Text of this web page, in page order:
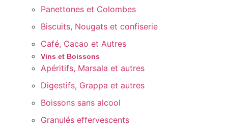
Panettones et Colombes
Biscuits, Nougats et confiserie
Café, Cacao et Autres
Vins et Boissons
Apéritifs, Marsala et autres
Digestifs, Grappa et autres
Boissons sans alcool
Granulés effervescents